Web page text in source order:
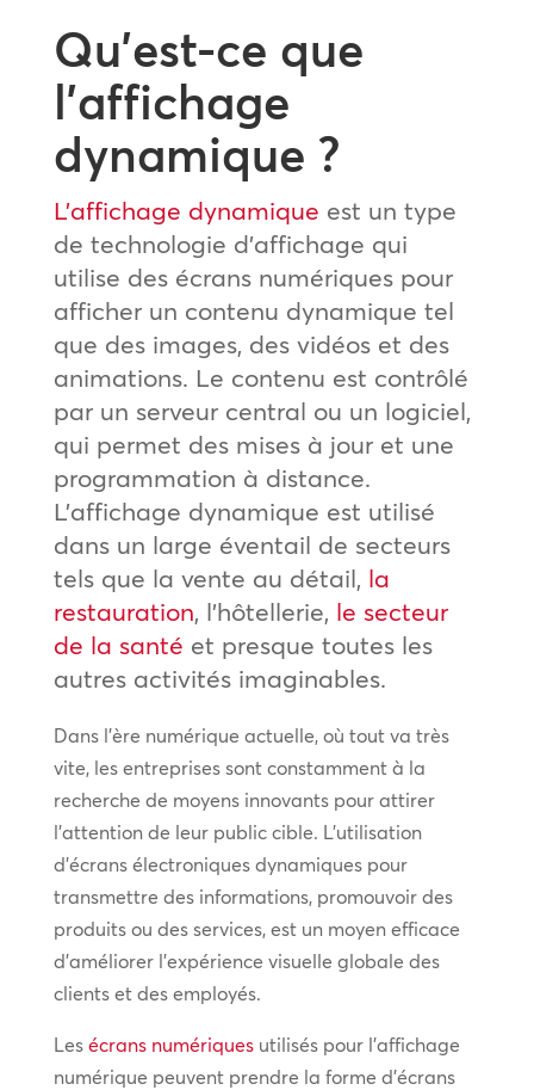
Qu’est-ce que
l’affichage
dynamique ?
L’affichage dynamique est un type
de technologie d’affichage qui
utilise des écrans numériques pour
afficher un contenu dynamique tel
que des images, des vidéos et des
animations. Le contenu est contrôlé
par un serveur central ou un logiciel,
qui permet des mises à jour et une
programmation à distance.
L’affichage dynamique est utilisé
dans un large éventail de secteurs
tels que la vente au détail, la
restauration, l’hôtellerie, le secteur
de la santé et presque toutes les
autres activités imaginables.
Dans l’ère numérique actuelle, où tout va très
vite, les entreprises sont constamment à la
recherche de moyens innovants pour attirer
l’attention de leur public cible. L’utilisation
d’écrans électroniques dynamiques pour
transmettre des informations, promouvoir des
produits ou des services, est un moyen efficace
d’améliorer l’expérience visuelle globale des
clients et des employés.
Les écrans numériquesutilisés pour l’affichage
numérique peuvent prendre la forme d’écrans